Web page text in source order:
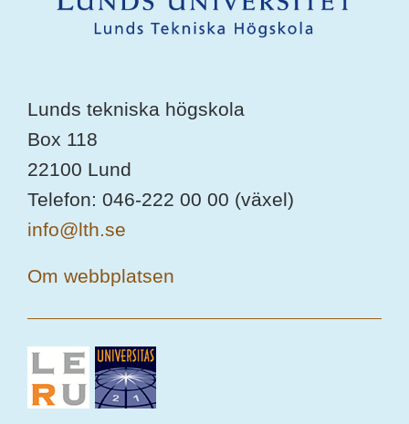
Lunds tekniska högskola
Box 118
22100 Lund
Telefon: 046-222 00 00 (växel)
info@lth.se
Om webbplatsen